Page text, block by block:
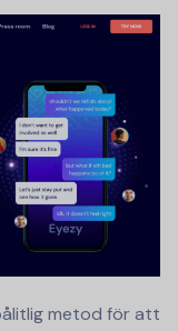
metod för att